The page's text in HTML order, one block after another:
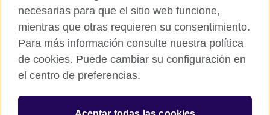
Aviso Legal
Cookies
Mapa del sitio
© 2026 British Council
relations and educational opportunities. A registered charity in
necesarias para que el sitio web funcione,
mientras que otras requieren su consentimiento.
Para más información consulte nuestra política
de cookies. Puede cambiar su configuración en
el centro de preferencias.